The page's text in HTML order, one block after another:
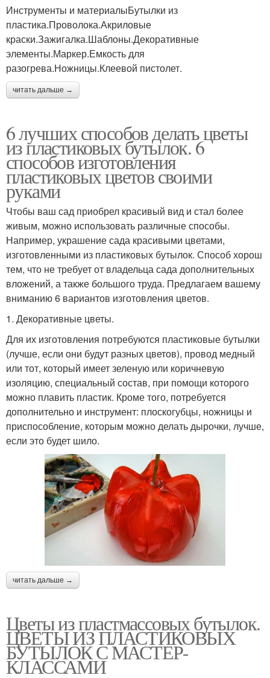
Инструменты и материалыБутылки из
пластика.Проволока.Акриловые
краски.Зажигалка.Шаблоны.Декоративные
элементы.Маркер.Емкость для
разогрева.Ножницы.Клеевой пистолет.
читать дальше →
6 лучших способов делать цветы
из пластиковых бутылок. 6
способов изготовления
пластиковых цветов своими
руками
Чтобы ваш сад приобрел красивый вид и стал более
живым, можно использовать различные способы.
Например, украшение сада красивыми цветами,
изготовленными из пластиковых бутылок. Способ хорош
тем, что не требует от владельца сада дополнительных
вложений, а также большого труда. Предлагаем вашему
вниманию 6 вариантов изготовления цветов.
1. Декоративные цветы.
Для их изготовления потребуются пластиковые бутылки
(лучше, если они будут разных цветов), провод медный
или тот, который имеет зеленую или коричневую
изоляцию, специальный состав, при помощи которого
можно плавить пластик. Кроме того, потребуется
дополнительно и инструмент: плоскогубцы, ножницы и
приспособление, которым можно делать дырочки, лучше,
если это будет шило.
читать дальше →
Цветы из пластмассовых бутылок.
ЦВЕТЫ ИЗ ПЛАСТИКОВЫХ
БУТЫЛОК С МАСТЕР-
КЛАССАМИ